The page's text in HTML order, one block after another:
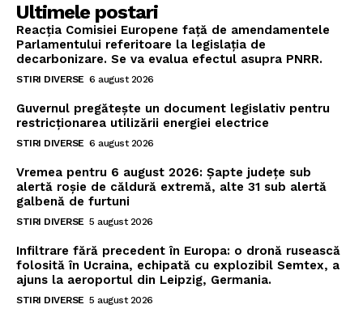
Ultimele postari
Reacția Comisiei Europene față de amendamentele
Parlamentului referitoare la legislația de
decarbonizare. Se va evalua efectul asupra PNRR.
STIRI DIVERSE 6 august 2026
Guvernul pregătește un document legislativ pentru
restricționarea utilizării energiei electrice
STIRI DIVERSE 6 august 2026
Vremea pentru 6 august 2026: Șapte județe sub
alertă roșie de căldură extremă, alte 31 sub alertă
galbenă de furtuni
STIRI DIVERSE 5 august 2026
Infiltrare fără precedent în Europa: o dronă rusească
folosită în Ucraina, echipată cu explozibil Semtex, a
ajuns la aeroportul din Leipzig, Germania.
STIRI DIVERSE 5 august 2026